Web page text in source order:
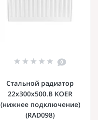
0
Стальной радиатор
22х300х500.B KOER
(нижнее подключение)
(RAD098)